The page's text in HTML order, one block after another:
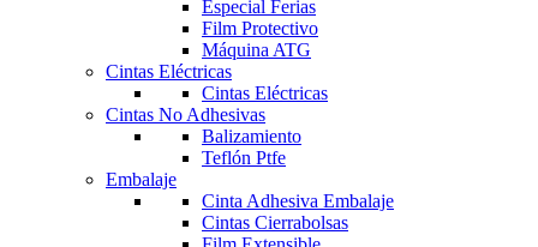
Especial Ferias
Film Protectivo
Máquina ATG
Cintas Eléctricas
Cintas Eléctricas
Cintas No Adhesivas
Balizamiento
Teflón Ptfe
Embalaje
Cinta Adhesiva Embalaje
Cintas Cierrabolsas